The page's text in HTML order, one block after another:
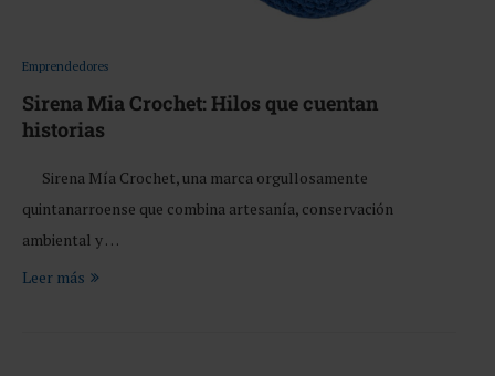
Emprendedores
Sirena Mia Crochet: Hilos que cuentan
historias
Sirena Mía Crochet, una marca orgullosamente
quintanarroense que combina artesanía, conservación
ambiental y …
Leer más